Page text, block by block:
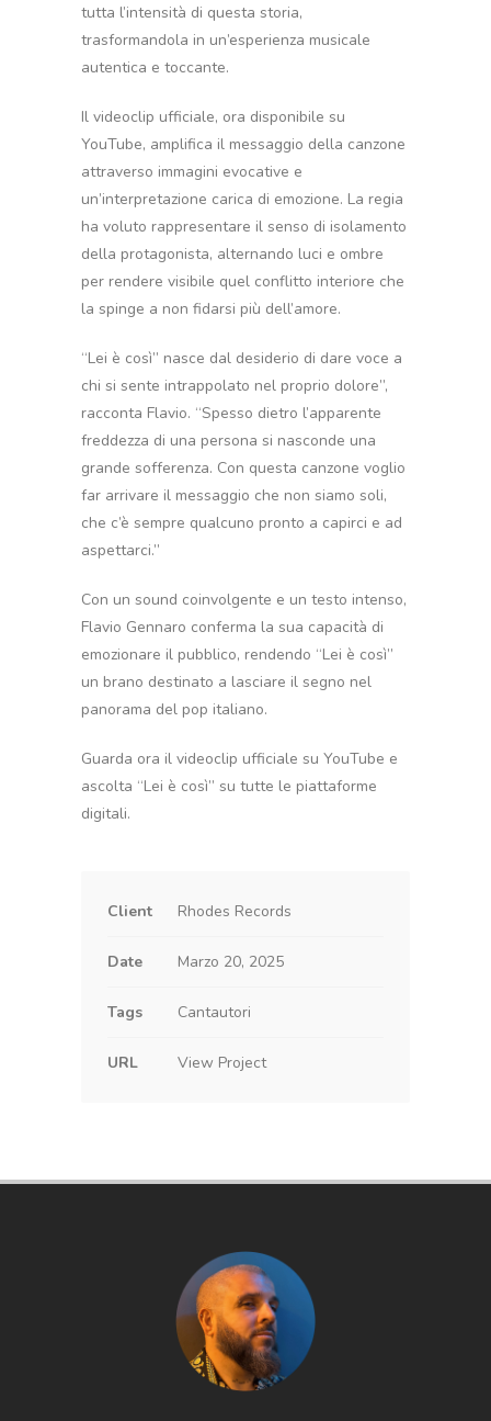
tutta l’intensità di questa storia,
trasformandola in un’esperienza musicale
autentica e toccante.
Il videoclip ufficiale, ora disponibile su
YouTube, amplifica il messaggio della canzone
attraverso immagini evocative e
un’interpretazione carica di emozione. La regia
ha voluto rappresentare il senso di isolamento
della protagonista, alternando luci e ombre
per rendere visibile quel conflitto interiore che
la spinge a non fidarsi più dell’amore.
“Lei è così” nasce dal desiderio di dare voce a
chi si sente intrappolato nel proprio dolore”,
racconta Flavio. “Spesso dietro l’apparente
freddezza di una persona si nasconde una
grande sofferenza. Con questa canzone voglio
far arrivare il messaggio che non siamo soli,
che c’è sempre qualcuno pronto a capirci e ad
aspettarci.”
Con un sound coinvolgente e un testo intenso,
Flavio Gennaro conferma la sua capacità di
emozionare il pubblico, rendendo “Lei è così”
un brano destinato a lasciare il segno nel
panorama del pop italiano.
Guarda ora il videoclip ufficiale su YouTube e
ascolta “Lei è così” su tutte le piattaforme
digitali.
Client Rhodes Records
Date Marzo 20, 2025
Tags Cantautori
URL View Project